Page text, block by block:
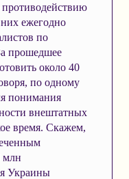
ежегодно
по
прошедшее
около 40
по одному
понимания
внештатных
время. Скажем,
Украины